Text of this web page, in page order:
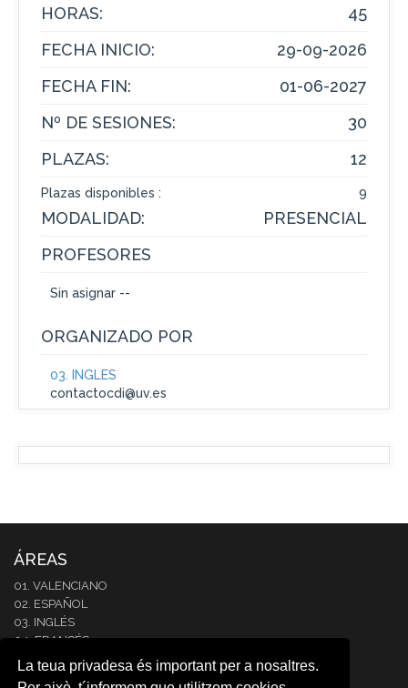
La teua privadesa és important per a nosaltres.
HORAS:
45
FECHA INICIO:
29-09-2026
FECHA FIN:
01-06-2027
Nº DE SESIONES:
30
PLAZAS:
12
Plazas disponibles : 9
MODALIDAD:
PRESENCIAL
PROFESORES
Sin asignar --
ORGANIZADO POR
03. INGLÉS
contactocdi@uv.es
ÁREAS
01. VALENCIANO
02. ESPAÑOL
03. INGLÉS
04. FRANCÉS
05. ITALIANO
06. ALEMÁN